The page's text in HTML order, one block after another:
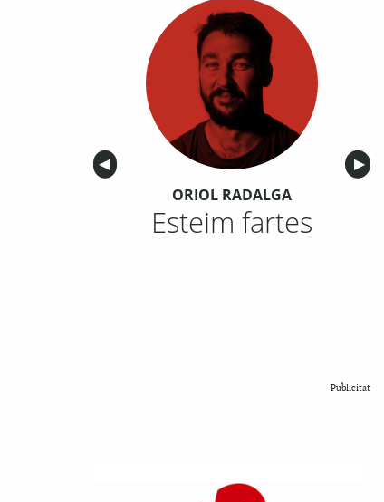
Anterior
◀︎ ▶︎
ORIOL RADALGA
Esteim fartes
Publicitat